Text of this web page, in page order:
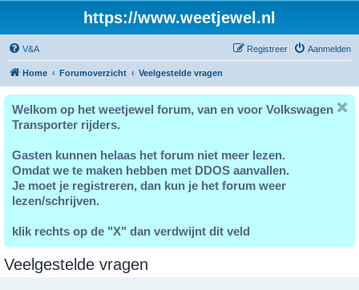
https://www.weetjewel.nl
V&A Aanmelden
Registreer
Home Forumoverzicht Veelgestelde vragen
Welkom op het weetjewel forum, van en voor Volkswagen
Transporter rijders.
Gasten kunnen helaas het forum niet meer lezen.
Omdat we te maken hebben met DDOS aanvallen.
Je moet je registreren, dan kun je het forum weer
lezen/schrijven.
klik rechts op de "X" dan verdwijnt dit veld
Veelgestelde vragen